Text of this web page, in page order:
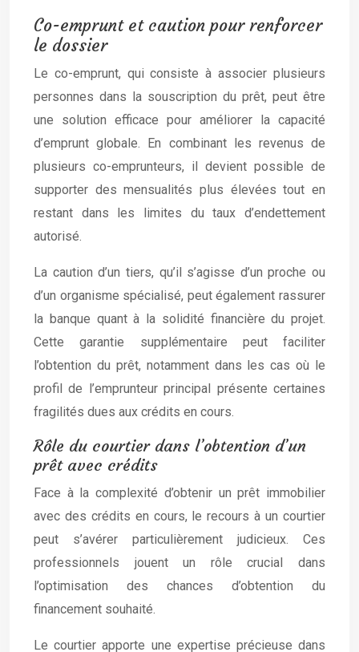
Co-emprunt et caution pour renforcer
le dossier
Le co-emprunt, qui consiste à associer plusieurs
personnes dans la souscription du prêt, peut être
une solution efficace pour améliorer la capacité
d’emprunt globale. En combinant les revenus de
plusieurs co-emprunteurs, il devient possible de
supporter des mensualités plus élevées tout en
restant dans les limites du taux d’endettement
autorisé.
La caution d’un tiers, qu’il s’agisse d’un proche ou
d’un organisme spécialisé, peut également rassurer
la banque quant à la solidité financière du projet.
Cette garantie supplémentaire peut faciliter
l’obtention du prêt, notamment dans les cas où le
profil de l’emprunteur principal présente certaines
fragilités dues aux crédits en cours.
Rôle du courtier dans l’obtention d’un
prêt avec crédits
Face à la complexité d’obtenir un prêt immobilier
avec des crédits en cours, le recours à un courtier
peut s’avérer particulièrement judicieux. Ces
professionnels jouent un rôle crucial dans
l’optimisation des chances d’obtention du
financement souhaité.
Le courtier apporte une expertise précieuse dans